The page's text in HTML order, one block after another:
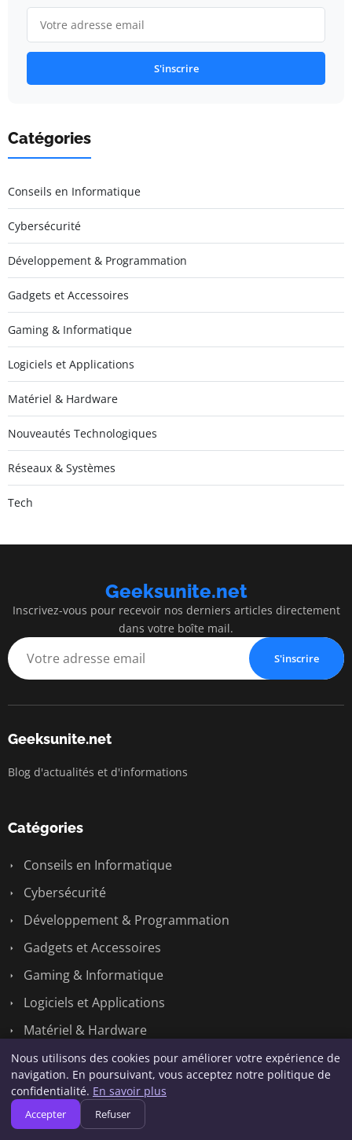
S'inscrire
Catégories
Conseils en Informatique
Cybersécurité
Développement & Programmation
Gadgets et Accessoires
Gaming & Informatique
Logiciels et Applications
Matériel & Hardware
Nouveautés Technologiques
Réseaux & Systèmes
Tech
Geeksunite.net
Inscrivez-vous pour recevoir nos derniers articles directement
dans votre boîte mail.
S'inscrire
Geeksunite.net
Blog d'actualités et d'informations
Catégories
Conseils en Informatique
Cybersécurité
Développement & Programmation
Gadgets et Accessoires
Gaming & Informatique
Logiciels et Applications
Matériel & Hardware
Nouveautés Technologiques
Réseaux & Systèmes
Tech
Nous utilisons des cookies pour améliorer votre expérience de
navigation. En poursuivant, vous acceptez notre politique de
confidentialité. En savoir plus
Accepter Refuser